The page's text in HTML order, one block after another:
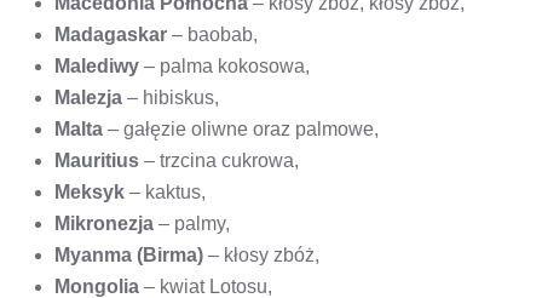
Madagaskar – baobab,
Malediwy – palma kokosowa,
Malezja – hibiskus,
Malta – gałęzie oliwne oraz palmowe,
Mauritius – trzcina cukrowa,
Meksyk – kaktus,
Mikronezja – palmy,
Myanma (Birma) – kłosy zbóż,
Mongolia – kwiat Lotosu,